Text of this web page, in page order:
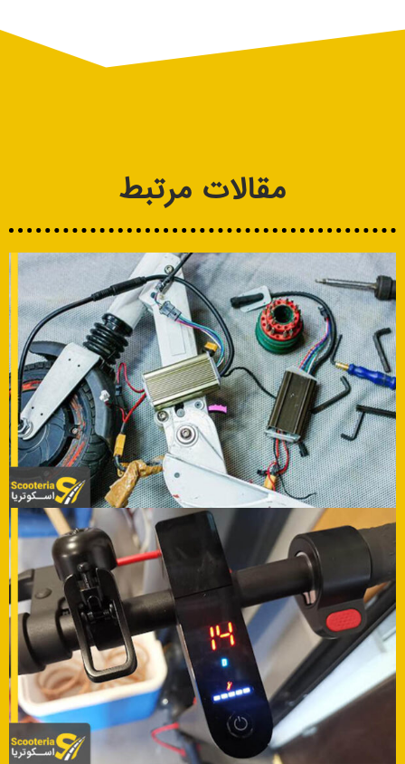
مقالات مرتبط